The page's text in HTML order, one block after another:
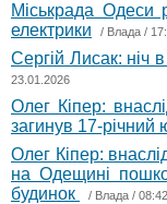
Міськрада Одеси
електрики
/ Влада /
Сергій Лисак: ніч
23.01.2026
Олег Кіпер:
загинув 17-річний
Олег Кіпер:
на Одещині
будинок
/ Влада /